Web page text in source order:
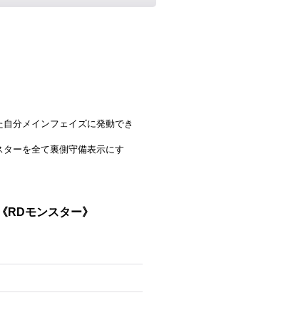
自分メインフェイズに発動でき
ターを全て裏側守備表示にす
モンスター》